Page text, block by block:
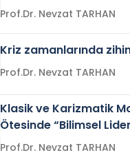
Prof.Dr. Nevzat TARHAN
Kriz zamanlarında
Prof.Dr. Nevzat TARHAN
Klasik ve Karizmatik
Ötesinde “Bilimsel
Prof.Dr. Nevzat TARHAN